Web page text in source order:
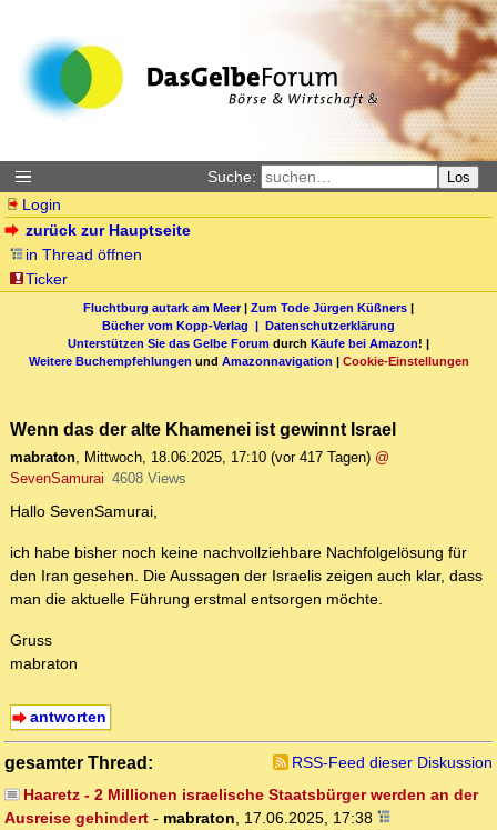
Suche: Los
Login
zurück zur Hauptseite
in Thread öffnen
Ticker
Fluchtburg autark am Meer| Zum Tode Jürgen Küßners |
Bücher vom Kopp-Verlag | Datenschutzerklärung
Unterstützen Sie das Gelbe Forum durch Käufe bei Amazon! |
Weitere Buchempfehlungen und Amazonnavigation | Cookie-Einstellungen
Wenn das der alte Khamenei ist gewinnt Israel
mabraton, Mittwoch, 18.06.2025, 17:10 (vor 417 Tagen) @
SevenSamurai 4608 Views
Hallo SevenSamurai,
ich habe bisher noch keine nachvollziehbare Nachfolgelösung für
den Iran gesehen. Die Aussagen der Israelis zeigen auch klar, dass
man die aktuelle Führung erstmal entsorgen möchte.
Gruss
mabraton
antworten
gesamter Thread:
RSS-Feed dieser Diskussion
Haaretz - 2 Millionen israelische Staatsbürger werden an der
Ausreise gehindert - mabraton, 17.06.2025, 17:38